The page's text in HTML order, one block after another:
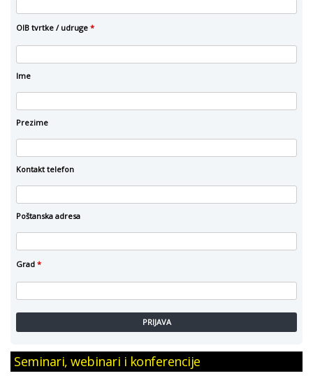
OIB tvrtke / udruge *
Ime
Prezime
Kontakt telefon
Poštanska adresa
Grad *
PRIJAVA
Seminari, webinari i konferencije